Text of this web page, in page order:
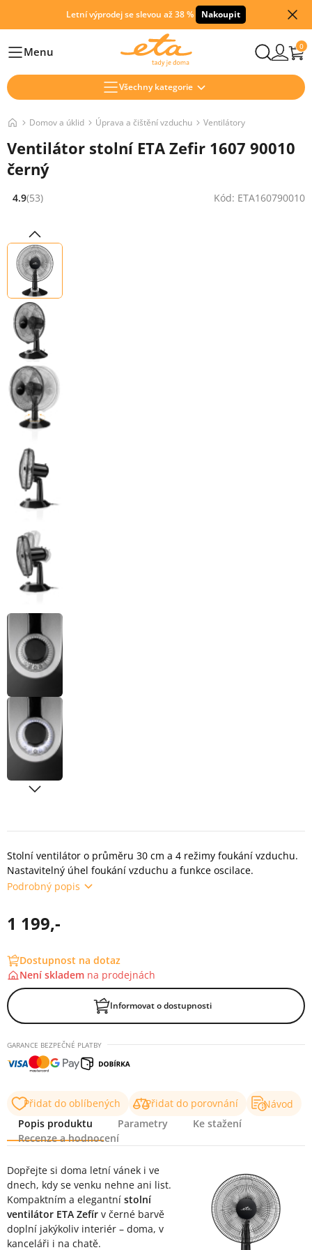
Letní výprodej se slevou až 38 % Nakoupit
HlavníMenu 0
Všechny kategorie
Domov a úklid Úprava a čištění vzduchu Ventilátory
Ventilátor stolní ETA Zefir 1607 90010
černý
Hodnocení: 4.9 z 5 (53 recenzí)
4.9(53) Kód: ETA160790010
Stolní ventilátor o průměru 30 cm a 4 režimy foukání vzduchu.
Nastavitelný úhel foukání vzduchu a funkce oscilace.
Podrobný popis
1 199,-
Dostupnost na dotaz
Není skladem na prodejnách
Informovat o dostupnosti
GARANCE BEZPEČNÉ PLATBY
Přidat do oblíbených Přidat do porovnání
Návod
Popis produktu
Parametry
Ke stažení
Recenze a hodnocení
Popis produktu
Dopřejte si doma letní vánek i ve
dnech, kdy se venku nehne ani list.
Kompaktním a elegantní stolní
ventilátor ETA Zefír v černé barvě
doplní jakýkoliv interiér – doma, v
kanceláři i na chatě.